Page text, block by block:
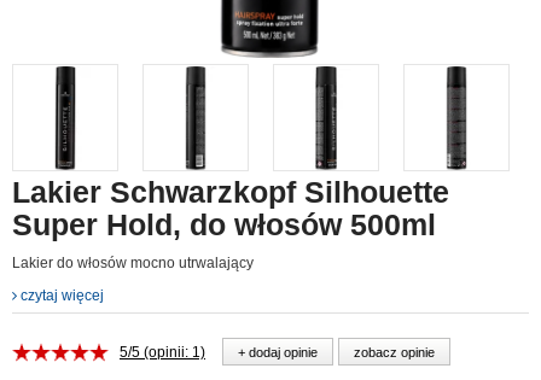
Lakier Schwarzkopf Silhouette
Super Hold, do włosów 500ml
Lakier do włosów mocno utrwalający
czytaj więcej
5/5 (opinii: 1) + dodaj opinie zobacz opinie